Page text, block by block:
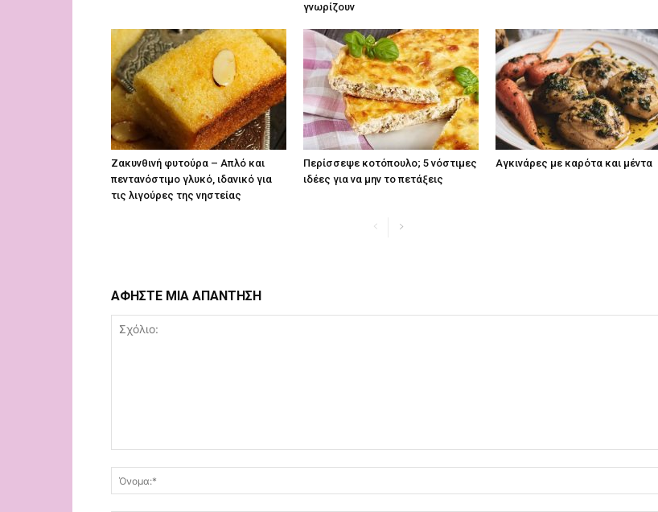
γνωρίζουν
Ζακυνθινή φυτούρα – Απλό και
πεντανόστιμο γλυκό, ιδανικό για
τις λιγούρες της νηστείας
Περίσσεψε κοτόπουλο; 5 νόστιμες
ιδέες για να μην το πετάξεις
Αγκινάρες με καρότα και μέντα
ΑΦΗΣΤΕ ΜΙΑ ΑΠΑΝΤΗΣΗ